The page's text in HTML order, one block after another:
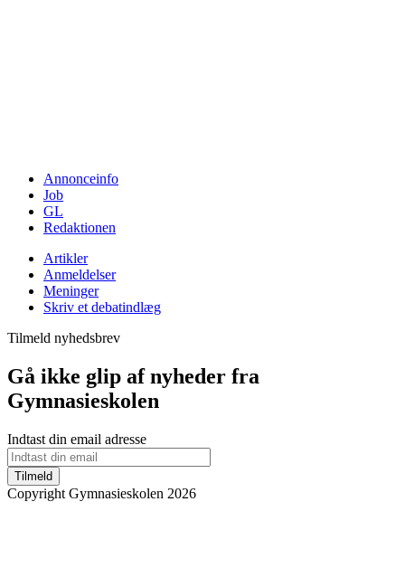
Annonceinfo
Job
GL
Redaktionen
Artikler
Anmeldelser
Meninger
Skriv et debatindlæg
Tilmeld nyhedsbrev
Gå ikke glip af nyheder fra
Gymnasieskolen
Indtast din email adresse
Tilmeld
Copyright Gymnasieskolen 2026